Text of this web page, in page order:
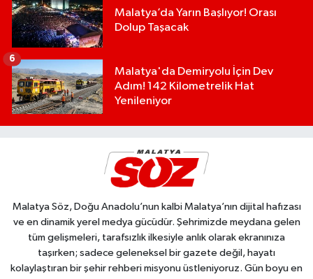
Malatya’da Yarın Başlıyor! Orası
Dolup Taşacak
Malatya'da Demiryolu İçin Dev
Adım! 142 Kilometrelik Hat
Yenileniyor
6
Malatya Söz, Doğu Anadolu’nun kalbi Malatya’nın dijital hafızası
ve en dinamik yerel medya gücüdür. Şehrimizde meydana gelen
tüm gelişmeleri, tarafsızlık ilkesiyle anlık olarak ekranınıza
taşırken; sadece geleneksel bir gazete değil, hayatı
kolaylaştıran bir şehir rehberi misyonu üstleniyoruz. Gün boyu en